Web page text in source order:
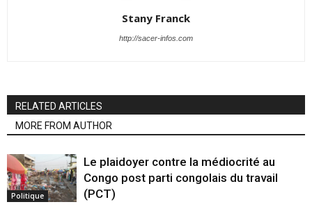
Stany Franck
http://sacer-infos.com
RELATED ARTICLES
MORE FROM AUTHOR
Politique
Le plaidoyer contre la médiocrité au
Congo post parti congolais du travail
(PCT)